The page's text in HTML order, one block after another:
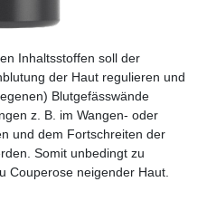
Inhaltsstoffen soll der
der Haut regulieren und
Blutgefässwände
z. B. im Wangen- oder
und dem Fortschreiten der
Somit unbedingt zu
Couperose neigender Haut.